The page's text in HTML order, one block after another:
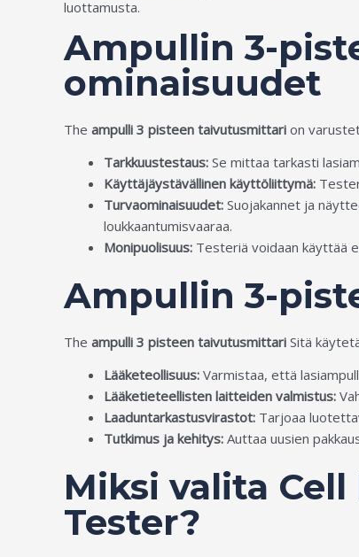
luottamusta.
Ampullin 3-
ominaisuudet
The ampulli 3 pisteen taivutusmittari on
Tarkkuustestaus: Se mittaa tarkasti
Käyttäjäystävällinen käyttöliittymä:
Turvaominaisuudet: Suojakannet ja
loukkaantumisvaaraa.
Monipuolisuus: Testeriä voidaan käyttää
Ampullin 3-
The ampulli 3 pisteen taivutusmittari Sitä
Lääketeollisuus: Varmistaa, että
Lääketieteellisten laitteiden valmistus:
Laaduntarkastusvirastot: Tarjoaa
Tutkimus ja kehitys: Auttaa uusien
Miksi valita
Tester?